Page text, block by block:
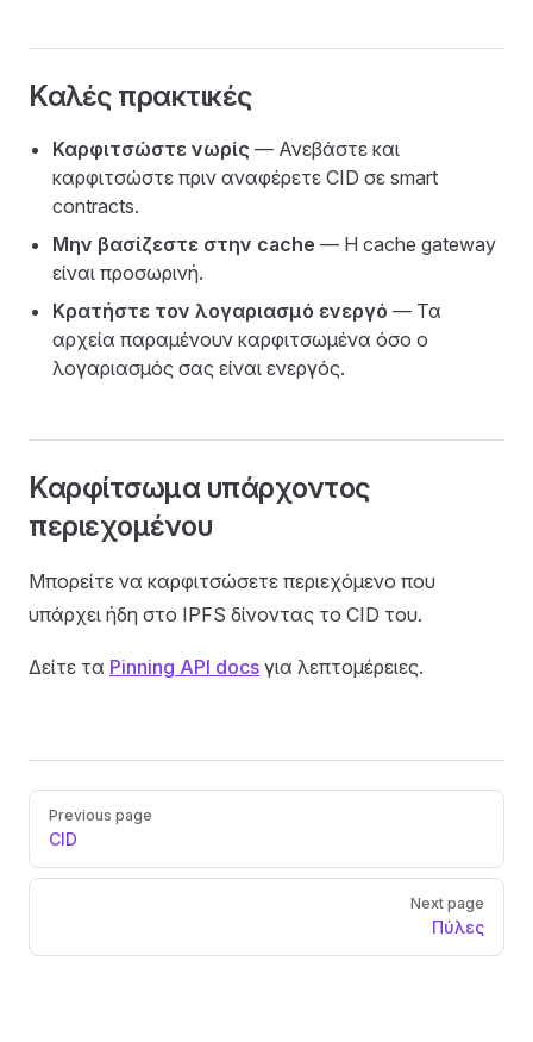
Καλές πρακτικές
Καρφιτσώστε νωρίς — Ανεβάστε και
καρφιτσώστε πριν αναφέρετε CID σε smart
contracts.
Μην βασίζεστε στην cache — Η cache gateway
είναι προσωρινή.
Κρατήστε τον λογαριασμό ενεργό — Τα
αρχεία παραμένουν καρφιτσωμένα όσο ο
λογαριασμός σας είναι ενεργός.
Καρφίτσωμα υπάρχοντος
περιεχομένου
Μπορείτε να καρφιτσώσετε περιεχόμενο που
υπάρχει ήδη στο IPFS δίνοντας το CID του.
Δείτε τα Pinning API docs για λεπτομέρειες.
Pager
Previous page
CID
Next page
Πύλες